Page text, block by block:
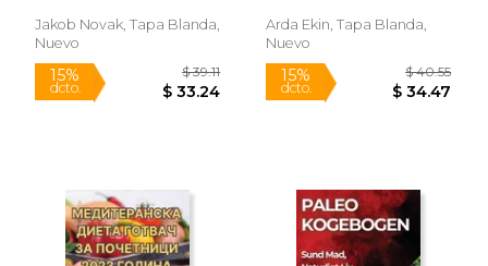
15%
dcto. $ 37.80
15%
dcto.
Jakob Novak, Tapa Blanda,
Nuevo
Arda Ekin, Tapa Blanda,
Nuevo